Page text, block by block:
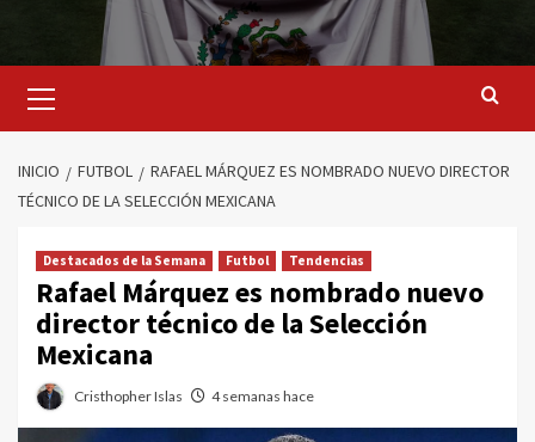
principal
INICIO FUTBOL
RAFAEL MÁRQUEZ ES NOMBRADO NUEVO DIRECTOR
TÉCNICO DE LA SELECCIÓN MEXICANA
Destacados de la Semana Futbol Tendencias
Rafael Márquez es nombrado nuevo
director técnico de la Selección
Mexicana
Cristhopher Islas 4 semanas hace